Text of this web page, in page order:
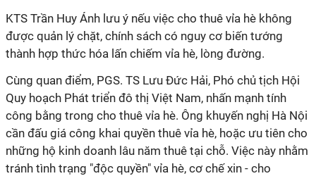
KTS Trần Huy Ánh lưu ý nếu việc cho thuê vỉa hè không
được quản lý chặt, chính sách có nguy cơ biến tướng
thành hợp thức hóa lấn chiếm vỉa hè, lòng đường.
Cùng quan điểm, PGS. TS Lưu Đức Hải, Phó chủ tịch Hội
Quy hoạch Phát triển đô thị Việt Nam, nhấn mạnh tính
công bằng trong cho thuê vỉa hè. Ông khuyến nghị Hà Nội
cần đấu giá công khai quyền thuê vỉa hè, hoặc ưu tiên cho
những hộ kinh doanh lâu năm thuê tại chỗ. Việc này nhằm
tránh tình trạng "độc quyền" vỉa hè, cơ chế xin - cho